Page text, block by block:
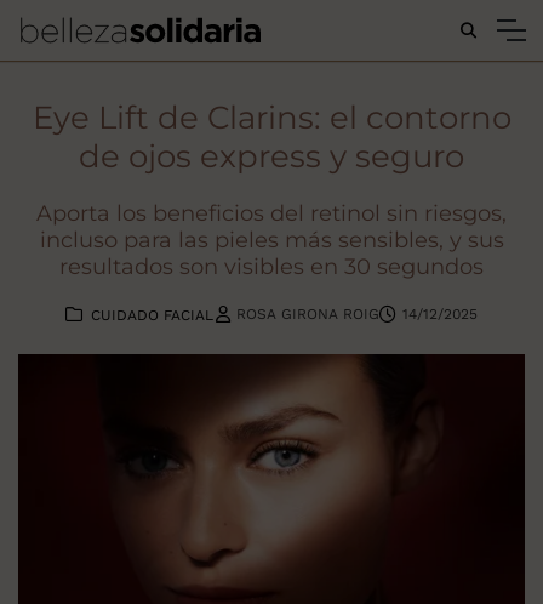
Buscar...
Eye Lift de Clarins: el contorno
de ojos express y seguro
Aporta los beneficios del retinol sin riesgos,
incluso para las pieles más sensibles, y sus
resultados son visibles en 30 segundos
CUIDADO FACIAL ROSA GIRONA ROIG 14/12/2025